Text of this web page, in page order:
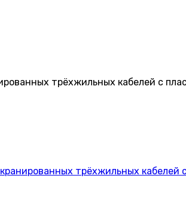
трёхжильных кабелей с
трёхжильных